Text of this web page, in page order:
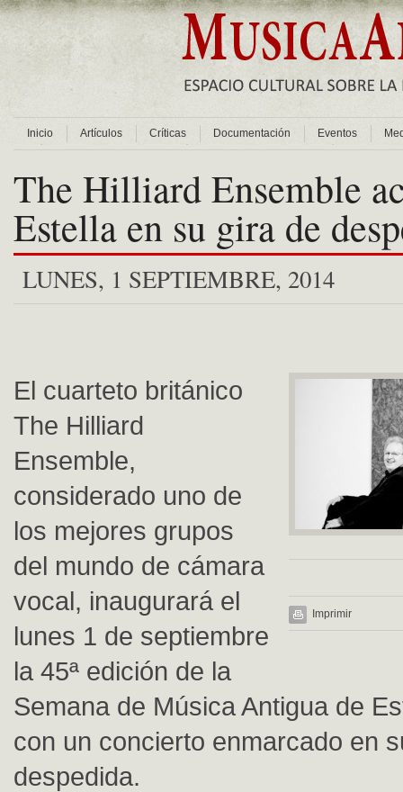
Inicio Artículos Críticas Documentación Eventos
The Hilliard Ensemble
Estella en su gira de
LUNES, 1 SEPTIEMBRE, 2014
Imprimir
El cuarteto británico
The Hilliard
Ensemble,
considerado uno de
los mejores grupos
del mundo de cámara
vocal, inaugurará el
lunes 1 de septiembre
la 45ª edición de la
Semana de Música Antigua de
con un concierto enmarcado en
despedida.